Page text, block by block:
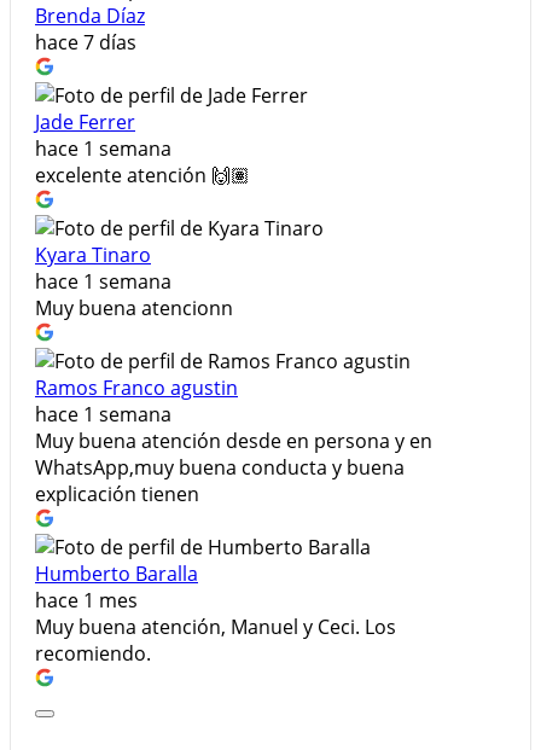
Brenda Díaz
hace 7 días
Jade Ferrer
hace 1 semana
excelente atención 🙌🏽
Kyara Tinaro
hace 1 semana
Muy buena atencionn
Ramos Franco agustin
hace 1 semana
Muy buena atención desde en persona y en
WhatsApp,muy buena conducta y buena
explicación tienen
Humberto Baralla
hace 1 mes
Muy buena atención, Manuel y Ceci. Los
recomiendo.